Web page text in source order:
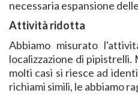
necessaria espansione
Attività ridotta
Abbiamo misurato
localizzazione di
molti casi si riesce ad
richiami simili, le abbiamo